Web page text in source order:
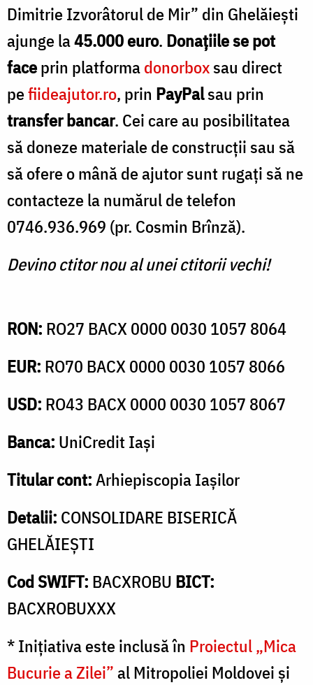
Dimitrie Izvorâtorul de Mir” din Ghelăiești
ajunge la45.000 euro. Donațiile se pot
faceprin platformadonorboxsau direct
pefiideajutor.ro, prin PayPalsau prin
transfer bancar. Cei care au posibilitatea
să doneze materiale de construcții sau să
să ofere o mână de ajutor sunt rugați să ne
contacteze la numărul de telefon
0746.936.969 (pr. Cosmin Brînză).
Devino ctitor nou al unei ctitorii vechi!
RON: RO27 BACX 0000 0030 1057 8064
EUR: RO70 BACX 0000 0030 1057 8066
USD: RO43 BACX 0000 0030 1057 8067
Banca: UniCredit Iași
Titular cont:Arhiepiscopia Iașilor
Detalii: CONSOLIDARE BISERICĂ
GHELĂIEȘTI
Cod SWIFT: BACXROBU BICT:
BACXROBUXXX
* Inițiativa este inclusă în Proiectul „Mica
Bucurie a Zilei”al Mitropoliei Moldovei și